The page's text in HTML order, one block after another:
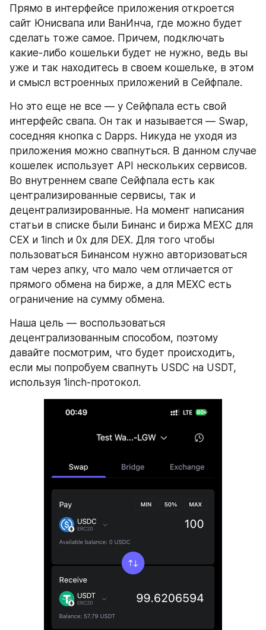
Прямо в интерфейсе приложения откроется
сайт Юнисвапа или ВанИнча, где можно будет
сделать тоже самое. Причем, подключать
какие-либо кошельки будет не нужно, ведь вы
уже и так находитесь в своем кошельке, в этом
и смысл встроенных приложений в Сейфпале.
Но это еще не все — у Сейфпала есть свой
интерфейс свапа. Он так и называется — Swap,
соседняя кнопка с Dapps. Никуда не уходя из
приложения можно свапнуться. В данном случае
кошелек использует API нескольких сервисов.
Во внутреннем свапе Сейфпала есть как
централизированные сервисы, так и
децентрализированные. На момент написания
статьи в списке были Бинанс и биржа MEXC для
CEX и 1inch и 0x для DEX. Для того чтобы
пользоваться Бинансом нужно авторизоваться
там через апку, что мало чем отличается от
прямого обмена на бирже, а для MEXC есть
ограничение на сумму обмена.
Наша цель — воспользоваться
децентрализованным способом, поэтому
давайте посмотрим, что будет происходить,
если мы попробуем свапнуть USDC на USDT,
используя 1inch-протокол.